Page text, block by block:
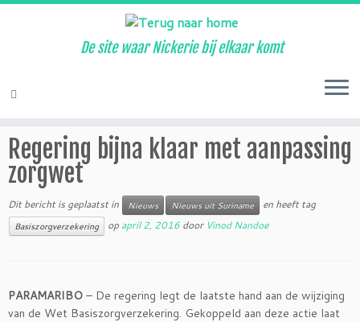
Ga
De site waar Nickerie bij elkaar komt
Regering bijna klaar met aanpassing
zorgwet
Dit bericht is geplaatst in Nieuws Nieuws uit Suriname en heeft tag
Basiszorgverzekering op april 2, 2016 door Vinod Nandoe
PARAMARIBO – De regering legt de laatste hand aan de wijziging
van de Wet Basiszorgverzekering. Gekoppeld aan deze actie laat